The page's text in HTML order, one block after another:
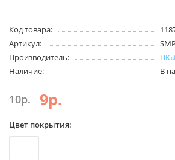
Код товара:
Артикул:
Производитель:
Наличие:
В
10р. 9р.
Цвет покрытия: